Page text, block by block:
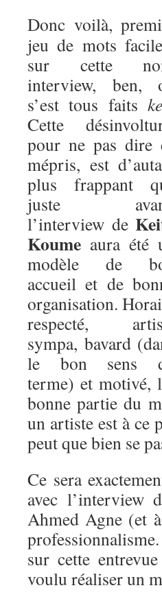
Donc voilà,
jeu de mots
sur cette
interview, ben,
s’est tous faits
Cette
pour ne pas dire
mépris, est
plus frappant
juste
l’interview de
Koume aura été
modèle de
accueil et de
organisation.
respecté,
sympa, bavard
le bon sens
terme) et motivé,
bonne partie du
un artiste est à ce
peut que bien se
Ce sera
avec l’interview
Ahmed Agne (et
sur cette
voulu réaliser un